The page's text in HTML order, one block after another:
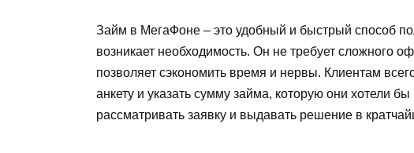
Займ в МегаФоне – это удобный и быстрый способ
возникает необходимость. Он не требует сложного
позволяет сэкономить время и нервы. Клиентам
анкету и указать сумму займа, которую они хотели
рассматривать заявку и выдавать решение в